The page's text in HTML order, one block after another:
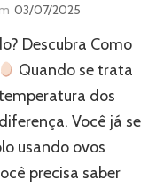
03/07/2025
Descubra Como
Quando se trata
dos
Você já se
usando ovos
precisa saber